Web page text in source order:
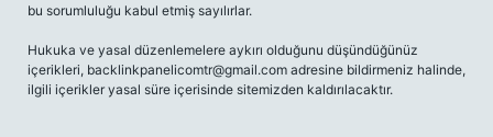
bu sorumluluğu kabul etmiş sayılırlar.
Hukuka ve yasal düzenlemelere aykırı olduğunu düşündüğünüz
içerikleri, backlinkpanelicomtr@gmail.com adresine bildirmeniz halinde,
ilgili içerikler yasal süre içerisinde sitemizden kaldırılacaktır.